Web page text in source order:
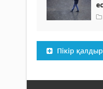
Пікір